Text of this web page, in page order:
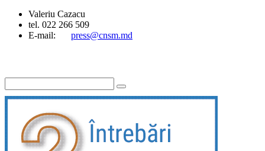
Valeriu Cazacu
tel. 022 266 509
E-mail:
press@cnsm.md